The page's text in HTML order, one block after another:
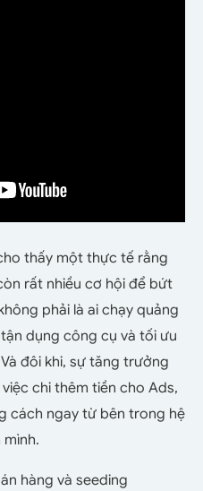
thấy một thực tế rằng
rất nhiều cơ hội để bứt
phải là ai chạy quảng
dụng công cụ và tối ưu
đôi khi, sự tăng trưởng
chi thêm tiền cho Ads,
cách ngay từ bên trong hệ
hàng và seeding